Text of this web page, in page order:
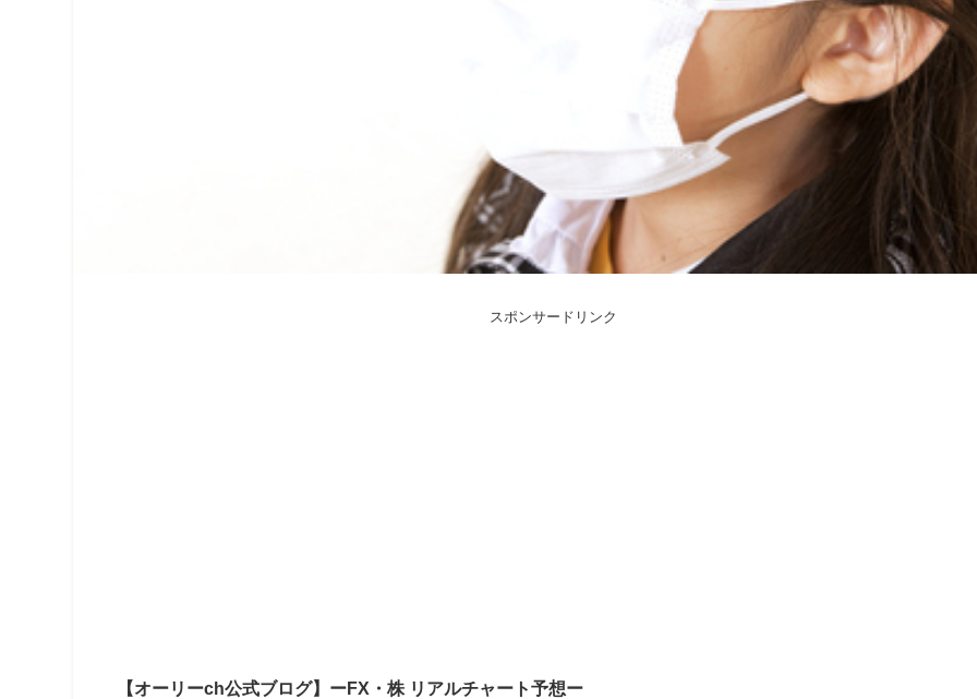
スポンサードリンク
【オーリーch公式ブログ】ーFX・株 リアルチャート予想ー